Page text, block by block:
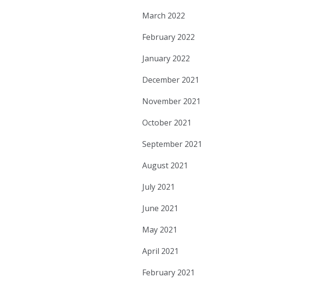
March 2022
February 2022
January 2022
December 2021
November 2021
October 2021
September 2021
August 2021
July 2021
June 2021
May 2021
April 2021
February 2021